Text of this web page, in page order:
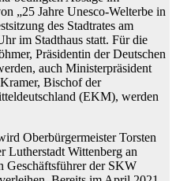
„25 Jahre Unesco-Welterbe in
des Stadtrates am
im Stadthaus statt. Für die
Präsidentin der Deutschen
auch Ministerpräsident
Bischof der
(EKM), werden
Oberbürgermeister Torsten
Lutherstadt Wittenberg an
Geschäftsführer der SKW